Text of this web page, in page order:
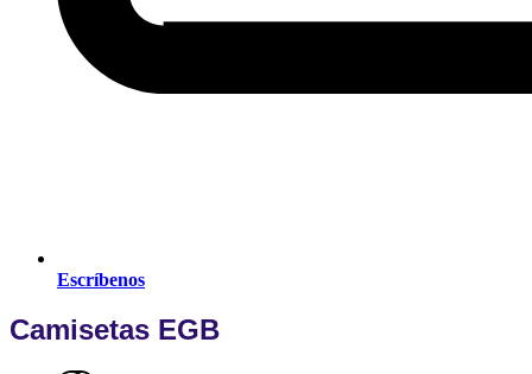
Escríbenos
Camisetas EGB